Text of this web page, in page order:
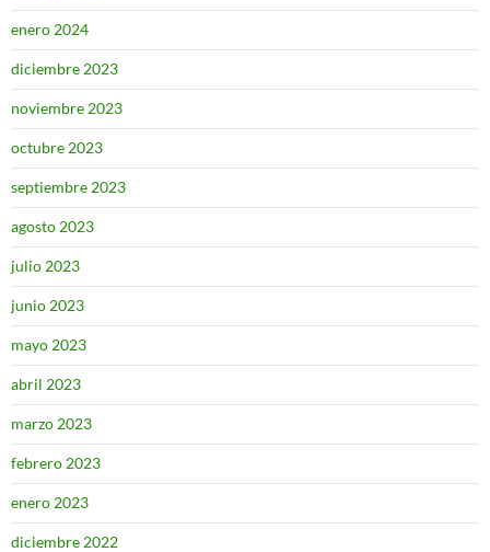
enero 2024
diciembre 2023
noviembre 2023
octubre 2023
septiembre 2023
agosto 2023
julio 2023
junio 2023
mayo 2023
abril 2023
marzo 2023
febrero 2023
enero 2023
diciembre 2022